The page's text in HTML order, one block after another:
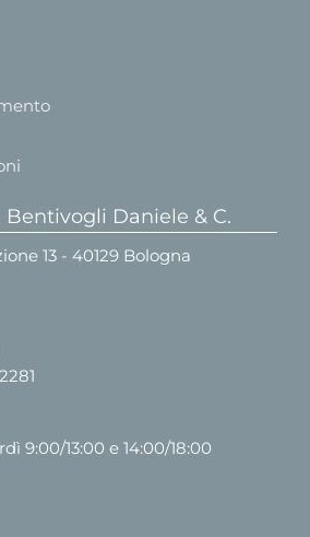
Bentivogli Daniele & C.
13 - 40129 Bologna
9:00/13:00 e 14:00/18:00